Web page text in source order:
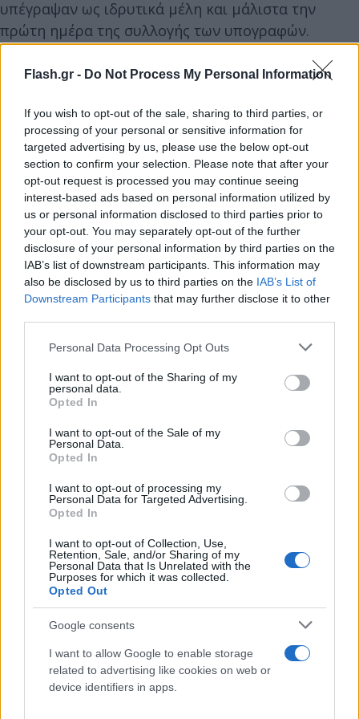
Flash.gr - Do Not Process My Personal Information
If you wish to opt-out of the sale, sharing to third parties, or
processing of your personal or sensitive information for
targeted advertising by us, please use the below opt-out
section to confirm your selection. Please note that after your
opt-out request is processed you may continue seeing
interest-based ads based on personal information utilized by
us or personal information disclosed to third parties prior to
your opt-out. You may separately opt-out of the further
disclosure of your personal information by third parties on the
IAB’s list of downstream participants. This information may
also be disclosed by us to third parties on the IAB’s List of
Downstream Participants that may further disclose it to other
Please note that this website/app uses one or more Google
not limited to your visit or usage behaviour. You may click to
grant or deny consent to Google and its third-party tags to
use your data for below specified purposes in below Google
consent section.
Personal Data Processing Opt Outs
I want to opt-out of the Sharing of my
personal data.
Opted In
I want to opt-out of the Sale of my
Personal Data.
Opted In
I want to opt-out of processing my
Personal Data for Targeted Advertising.
Opted In
I want to opt-out of Collection, Use,
Retention, Sale, and/or Sharing of my
Personal Data that Is Unrelated with the
Purposes for which it was collected.
Opted Out
Google consents
I want to allow Google to enable storage
related to advertising like cookies on web or
device identifiers in apps.
υπέγραψαν ως ιδρυτικά μέλη και μάλιστα την
πρώτη ημέρα της συλλογής των υπογραφών.
Υπάρχουν και τραυματίες που στηρίζουν το
κίνημα. Δεν μπορώ να αξιολογήσω γιατί δεν ήταν
σύζυγός του ήταν οι πρώτοι που προσήλθαν στο
γραφείο, δήλωσαν την αμέριστη στήριξή τους και
υπέγραψαν ως τα πρώτα ιδρυτικά μέλη».
Παράλληλα, υπογράμμισε ότι η «ναυαρχίδα» του
κινήματος είναι η κατάργηση του ακαταδίωκτου και
της ατιμωρησίας των πολιτικών προσώπων, ενώ
χαρακτήρισε πρώιμη κάθε συζήτηση για
μελλοντικές συνεργασίες με άλλα κόμματα.
Το πλάνο κατά της ακρίβειας και οι
λασπολογίες